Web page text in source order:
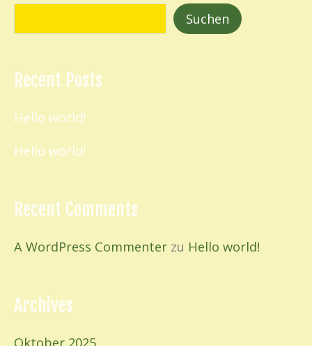
Suchen
Recent Posts
Hello world!
Hello world!
Recent Comments
A WordPress Commenter zu Hello world!
Archives